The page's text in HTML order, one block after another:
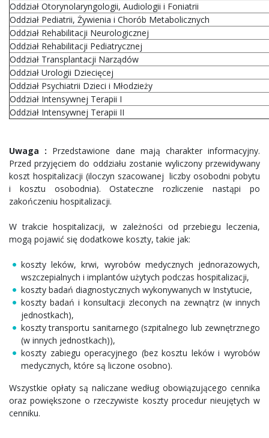
Oddział Otorynolaryngologii, Audiologii i Foniatrii
Oddział Pediatrii, Żywienia i Chorób Metabolicznych
Oddział Rehabilitacji Neurologicznej
Oddział Rehabilitacji Pediatrycznej
Oddział Transplantacji Narządów
Oddział Urologii Dziecięcej
Oddział Psychiatrii Dzieci i Młodzieży
Oddział Intensywnej Terapii I
Oddział Intensywnej Terapii II
Uwaga : Przedstawione dane mają charakter informacyjny.
Przed przyjęciem do oddziału zostanie wyliczony przewidywany
koszt hospitalizacji (iloczyn szacowanej liczby osobodni pobytu
i kosztu osobodnia). Ostateczne rozliczenie nastąpi po
zakończeniu hospitalizacji.
W trakcie hospitalizacji, w zależności od przebiegu leczenia,
mogą pojawić się dodatkowe koszty, takie jak:
koszty leków, krwi, wyrobów medycznych jednorazowych,
wszczepialnych i implantów użytych podczas hospitalizacji,
koszty badań diagnostycznych wykonywanych w Instytucie,
koszty badań i konsultacji zleconych na zewnątrz (w innych
jednostkach),
koszty transportu sanitarnego (szpitalnego lub zewnętrznego
(w innych jednostkach)),
koszty zabiegu operacyjnego (bez kosztu leków i wyrobów
medycznych, które są liczone osobno).
Wszystkie opłaty są naliczane według obowiązującego cennika
oraz powiększone o rzeczywiste koszty procedur nieujętych w
cenniku.